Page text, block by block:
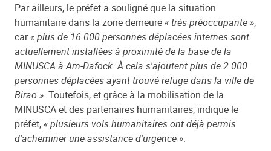
Par ailleurs, le préfet a souligné que la situation
humanitaire dans la zone demeure« très préoccupante »,
car« plus de 16 000 personnes déplacées internes sont
actuellement installées à proximité de la base de la
MINUSCA à Am-Dafock. À cela s'ajoutent plus de 2 000
personnes déplacées ayant trouvé refuge dans la ville de
Birao ». Toutefois, et grâce à la mobilisation de la
MINUSCA et des partenaires humanitaires, indique le
préfet,« plusieurs vols humanitaires ont déjà permis
d'acheminer une assistance d'urgence ».